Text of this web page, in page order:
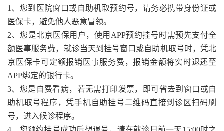
1、您到医院窗口或自助机取预约号，请务必携带身份证或
医保卡，避免他人恶意冒领。
2、您是北京医保用户，使用APP预约挂号时需预先支付全
额医事服务费，就诊当天到挂号窗口或自助机取号时，凭北
京医保卡可定额报销医事服务费，报销金额将实时退还至
APP绑定的银行卡。
3、您是自费看病，若无需打印发票，即可省去到窗口或自
助机取号程序，凭手机自助挂号二维码直接到诊区扫码刷
号，进入候诊程序。